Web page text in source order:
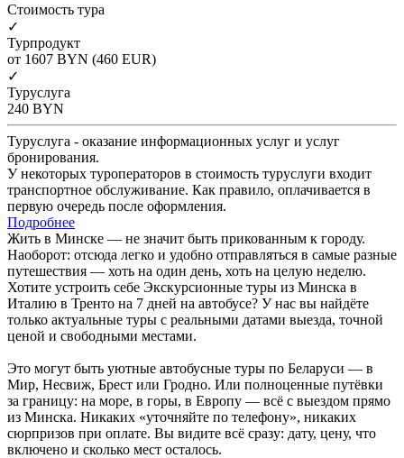
Cтоимость тура
✓
Турпродукт
от 1607 BYN (460 EUR)
✓
Туруслуга
240 BYN
Туруслуга - оказание информационных услуг и услуг
бронирования.
У некоторых туроператоров в стоимость туруслуги входит
транспортное обслуживание. Как правило, оплачивается в
первую очередь после оформления.
Подробнее
Жить в Минске — не значит быть прикованным к городу.
Наоборот: отсюда легко и удобно отправляться в самые разные
путешествия — хоть на один день, хоть на целую неделю.
Хотите устроить себе Экскурсионные туры из Минска в
Италию в Тренто на 7 дней на автобусе? У нас вы найдёте
только актуальные туры с реальными датами выезда, точной
ценой и свободными местами.
Это могут быть уютные автобусные туры по Беларуси — в
Мир, Несвиж, Брест или Гродно. Или полноценные путёвки
за границу: на море, в горы, в Европу — всё с выездом прямо
из Минска. Никаких «уточняйте по телефону», никаких
сюрпризов при оплате. Вы видите всё сразу: дату, цену, что
включено и сколько мест осталось.